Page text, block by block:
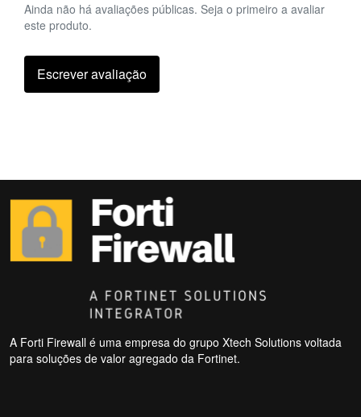
Ainda não há avaliações públicas. Seja o primeiro a avaliar
este produto.
Escrever avaliação
A Forti Firewall é uma empresa do grupo Xtech Solutions voltada
para soluções de valor agregado da Fortinet.